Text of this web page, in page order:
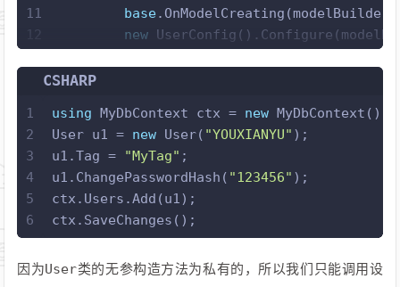
11
12
base
new
}
CSHARP
1
2
3
4
5
6
using MyDbContext ctx = new MyDbContext();
User u1 = new User( "YOUXIANYU" );
u1.Tag =
"MyTag" ;
u1.ChangePasswordHash( "123456" );
ctx.Users.Add(u1);
ctx.SaveChanges();
因为User类的无参构造方法为私有的，所以我们只能调用设